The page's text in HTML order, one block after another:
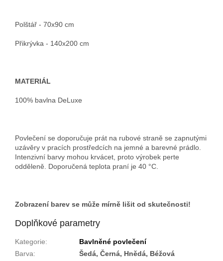
Polštář - 70x90 cm
Přikrývka - 140x200 cm
MATERIÁL
100% bavlna DeLuxe
Povlečení se doporučuje prát na rubové straně se zapnutými
uzávěry v pracích prostředcích na jemné a barevné prádlo.
Intenzivní barvy mohou krvácet, proto výrobek perte
odděleně. Doporučená teplota praní je 40 °C.
Zobrazení barev se může mírně lišit od skutečnosti!
Doplňkové parametry
Kategorie:
Bavlněné povlečení
Barva:
Šedá, Černá, Hnědá, Béžová